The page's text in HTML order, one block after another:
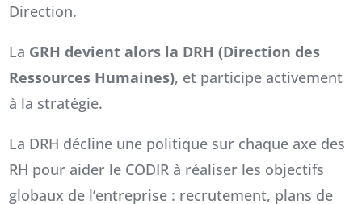
Direction.
La GRH devient alors la DRH (Direction des
Ressources Humaines), et participe activement
à la stratégie.
La DRH décline une politique sur chaque axe des
RH pour aider le CODIR à réaliser les objectifs
globaux de l’entreprise : recrutement, plans de